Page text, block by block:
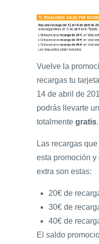
Vuelve la
recargas tu tarjeta
14 de abril de
podrás llevarte un
totalmente gratis.
Las recargas
esta promoción
extra son estas:
20€ de
30€ de
40€ de
El saldo